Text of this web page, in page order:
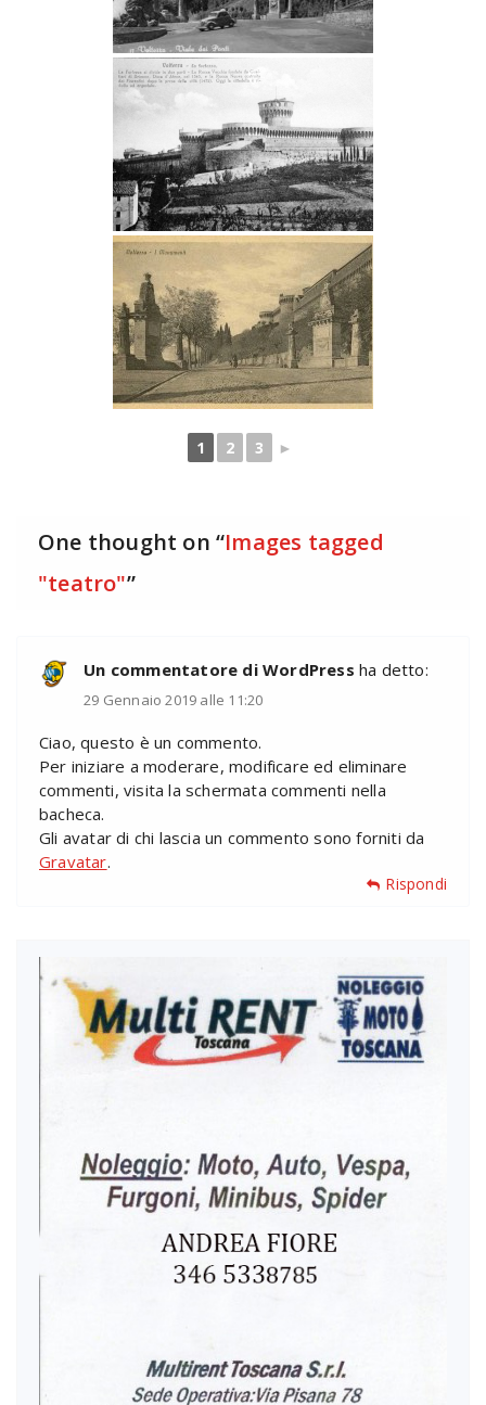
1 2 3 ►
One thought on “Images tagged
"teatro"”
Un commentatore di WordPress ha detto:
29 Gennaio 2019 alle 11:20
Ciao, questo è un commento.
Per iniziare a moderare, modificare ed eliminare
commenti, visita la schermata commenti nella
bacheca.
Gli avatar di chi lascia un commento sono forniti da
Gravatar.
Rispondi